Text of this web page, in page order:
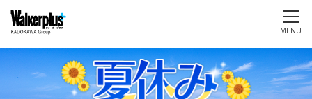
MENU